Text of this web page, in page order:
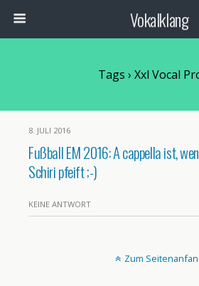
Vokalklang
Tags › Xxl Vocal
8. JULI 2016
Fußball EM 2016: A cappella ist,
Schiri pfeift ;-)
KEINE ANTWORT
Zum